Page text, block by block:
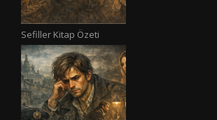
Sefiller Kitap Özeti